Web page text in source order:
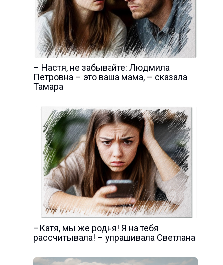
– Настя, не забывайте: Людмила
Петровна – это ваша мама, – сказала
Тамара
–Катя, мы же родня! Я на тебя
рассчитывала! – упрашивала Светлана